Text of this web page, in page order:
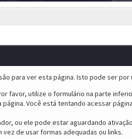
para ver esta página. Isto pode ser
favor, utilize o formulário na parte
Você está tentando acessar
ou ele pode estar aguardando
de usar formas adequadas ou links.